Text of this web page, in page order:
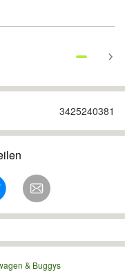
3425240381
& Buggys